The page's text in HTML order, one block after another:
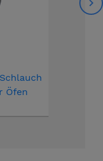
Öfen